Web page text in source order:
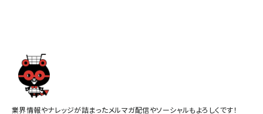
業界情報やナレッジが詰まったメルマガ配信やソーシャルもよろしくです！